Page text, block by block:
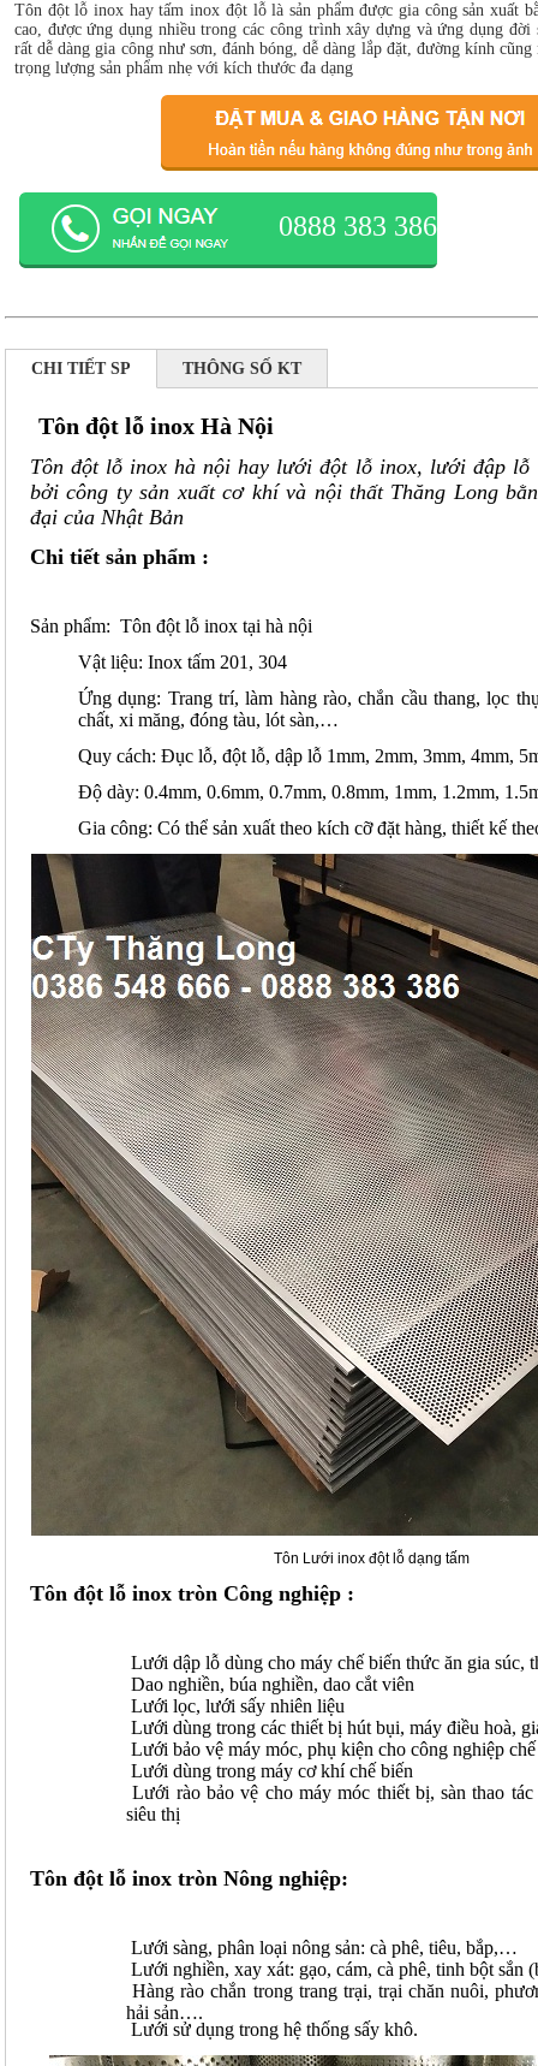
Tôn đột lỗ inox hay tấm inox đột lỗ là sản phẩm được gia công sản xuất
cao, được ứng dụng nhiều trong các công trình xây dựng và ứng dụng đời
rất dễ dàng gia công như sơn, đánh bóng, dễ dàng lắp đặt, đường kính
trọng lượng sản phẩm nhẹ với kích thước đa dạng
0888 383 386
CHI TIẾT SP THÔNG SỐ KT
Tôn đột lỗ inox Hà Nội
Tôn đột lỗ inox hà nội hay lưới đột lỗ inox, lưới đập lỗ
bởi công ty sản xuất cơ khí và nội thất Thăng Long
đại của Nhật Bản
Chi tiết sản phẩm :
Sản phẩm: Tôn đột lỗ inox tại hà nội
Vật liệu: Inox tấm 201, 304
Ứng dụng: Trang trí, làm hàng rào, chắn cầu thang, lọc
chất, xi măng, đóng tàu, lót sàn,…
Quy cách: Đục lỗ, đột lỗ, dập lỗ 1mm, 2mm, 3mm, 4mm,
Độ dày: 0.4mm, 0.6mm, 0.7mm, 0.8mm, 1mm, 1.2mm,
Gia công: Có thể sản xuất theo kích cỡ đặt hàng, thiết kế
Tôn Lưới inox đột lỗ dạng tấm
Tôn đột lỗ inox tròn Công nghiệp :
Lưới dập lỗ dùng cho máy chế biến thức ăn gia súc,
Dao nghiền, búa nghiền, dao cắt viên
Lưới lọc, lưới sấy nhiên liệu
Lưới dùng trong các thiết bị hút bụi, máy điều hoà,
Lưới bảo vệ máy móc, phụ kiện cho công nghiệp
Lưới dùng trong máy cơ khí chế biến
Lưới rào bảo vệ cho máy móc thiết bị, sàn thao
siêu thị
Tôn đột lỗ inox tròn Nông nghiệp:
Lưới sàng, phân loại nông sản: cà phê, tiêu, bắp,…
Lưới nghiền, xay xát: gạo, cám, cà phê, tinh bột
Hàng rào chắn trong trang trại, trại chăn nuôi,
hải sản….
Lưới sử dụng trong hệ thống sấy khô.